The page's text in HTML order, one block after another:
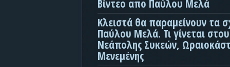
Βίντεο απο Παύλου Μελά
Κλειστά θα παραμείνουν τα
Παύλου Μελά. Τι γίνεται
Νεάπολης Συκεών,
Μενεμένης